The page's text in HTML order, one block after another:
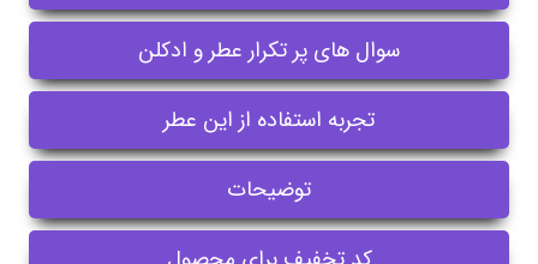
سوال های پر تکرار عطر و ادکلن
تجربه استفاده از این عطر
توضیحات